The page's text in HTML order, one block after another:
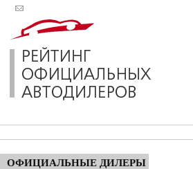
ОФИЦИАЛЬНЫЕ ДИЛЕРЫ